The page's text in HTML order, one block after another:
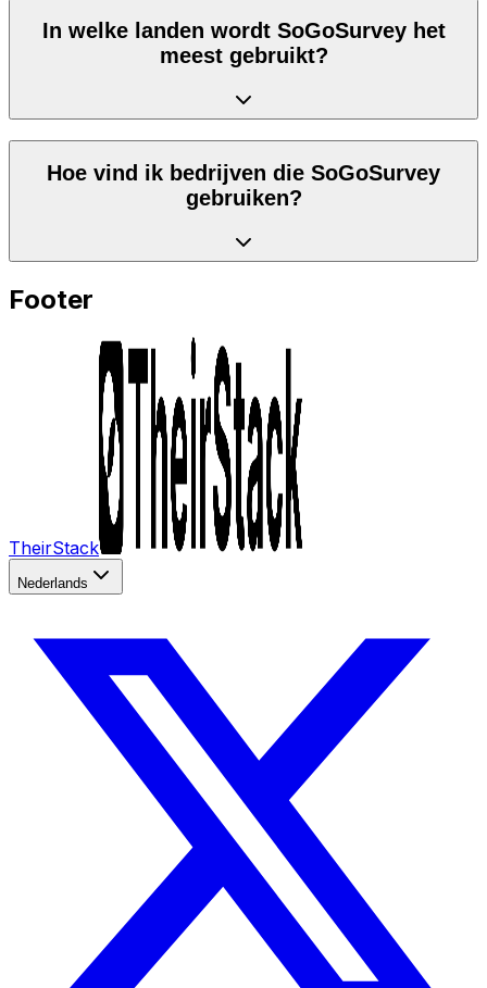
In welke landen wordt SoGoSurvey het
meest gebruikt?
Hoe vind ik bedrijven die SoGoSurvey
gebruiken?
Footer
TheirStack
Nederlands